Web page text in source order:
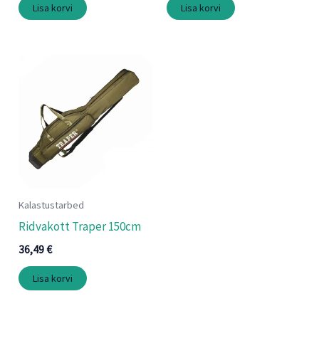
Lisa korvi Lisa korvi
Kalastustarbed
Ridvakott Traper 150cm
36,49€
Lisa korvi